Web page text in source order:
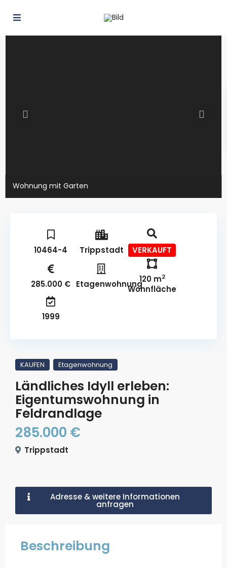
Wohnung mit Garten
10464-4 Trippstadt VERKAUFT
285.000 € Etagenwohnung120 m2
Wohnfläche
1999
KAUFEN Etagenwohnung
Ländliches Idyll erleben:
Eigentumswohnung in
Feldrandlage
285.000 €
Trippstadt
Adresse & weitere Informationen
anfragen
Beschreibung